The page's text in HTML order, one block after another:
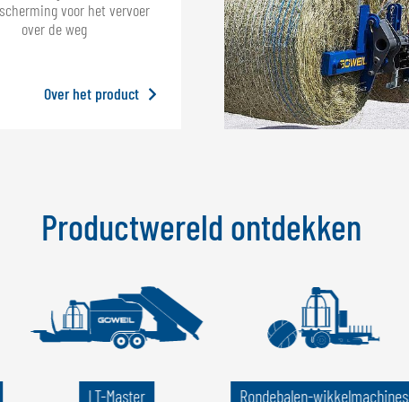
voor het vervoer
over de weg
Over het product
Productwereld ontdekken
LT-Master Rondebalen-wikkelmachines